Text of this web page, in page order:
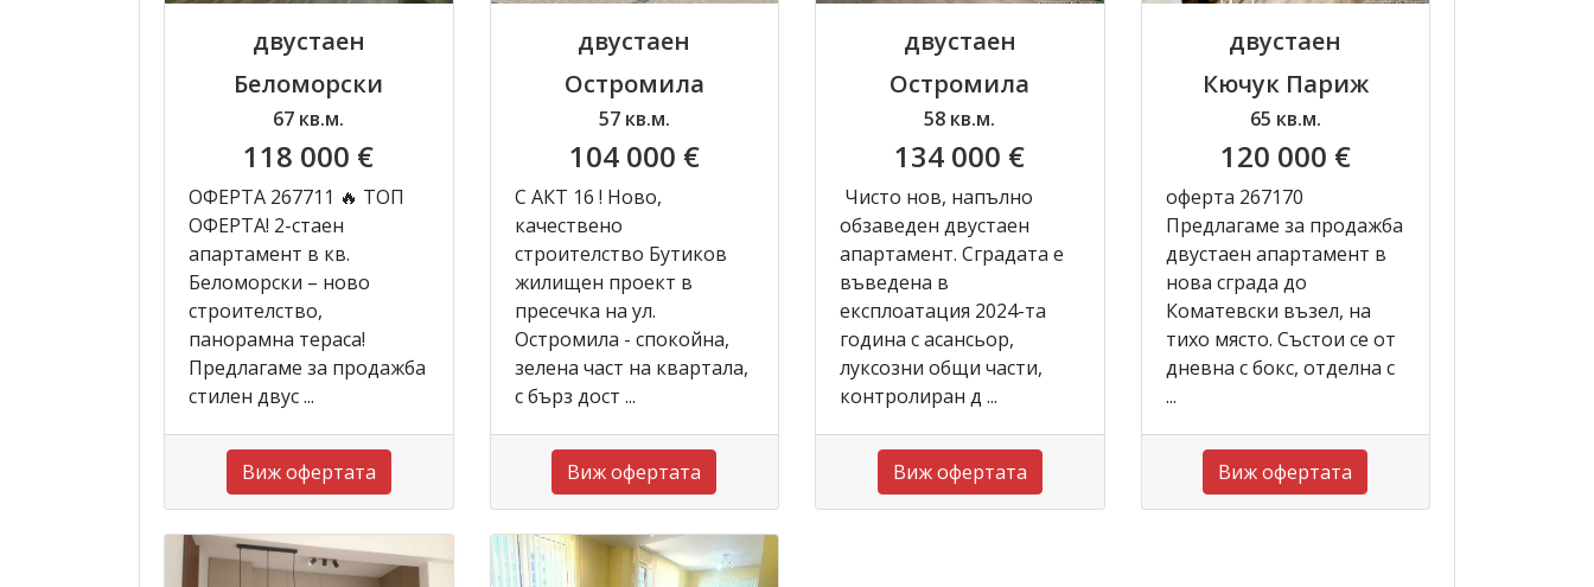
двустаен
Беломорски
67 кв.м.
118 000 €
ОФЕРТА 267711 🔥 ТОП
ОФЕРТА! 2-стаен
апартамент в кв.
Беломорски – ново
строителство,
панорамна тераса!
Предлагаме за продажба
стилен двус ...
Виж офертата
двустаен
Остромила
57 кв.м.
104 000 €
С АКТ 16 ! Ново,
качествено
строителство Бутиков
жилищен проект в
пресечка на ул.
Остромила - спокойна,
зелена част на квартала,
с бърз дост ...
Виж офертата
двустаен
Остромила
58 кв.м.
134 000 €
Чисто нов, напълно
обзаведен двустаен
апартамент. Сградата е
въведена в
експлоатация 2024-та
година с асансьор,
луксозни общи части,
контролиран д ...
Виж офертата
двустаен
Кючук Париж
65 кв.м.
120 000 €
оферта 267170
Предлагаме за продажба
двустаен апартамент в
нова сграда до
Коматевски възел, на
тихо място. Състои се от
дневна с бокс, отделна с
...
Виж офертата